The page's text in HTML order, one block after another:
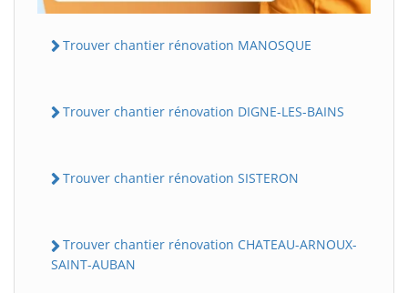
Trouver chantier rénovation MANOSQUE
Trouver chantier rénovation DIGNE-LES-BAINS
Trouver chantier rénovation SISTERON
Trouver chantier rénovation CHATEAU-ARNOUX-
SAINT-AUBAN